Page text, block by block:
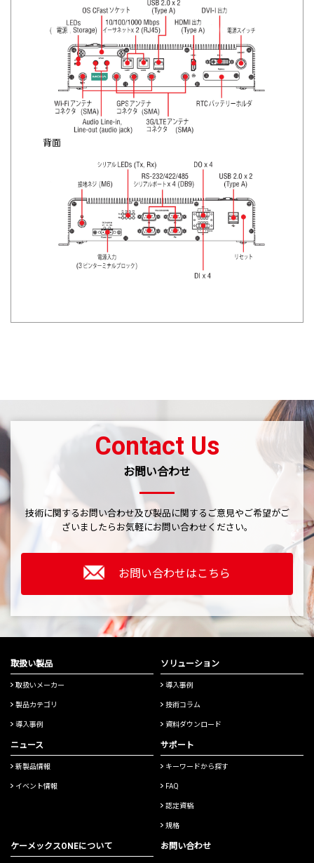
背面
Contact Us
お問い合わせ
技術に関するお問い合わせ及び製品に関するご意見やご希望がご
ざいましたら お気軽にお問い合わせください。
お問い合わせはこちら
取扱い製品
取扱いメーカー
製品カテゴリ
導入事例
ソリューション
導入事例
技術コラム
資料ダウンロード
ニュース
新製品情報
イベント情報
サポート
キーワードから探す
FAQ
認定資格
規格
ケーメックスONEについて お問い合わせ